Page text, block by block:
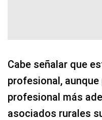
Cabe señalar que
profesional,
profesional más
asociados rurales